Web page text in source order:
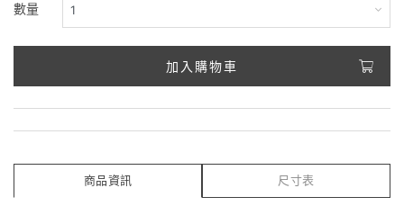
數量
加入購物車
商品資訊 尺寸表